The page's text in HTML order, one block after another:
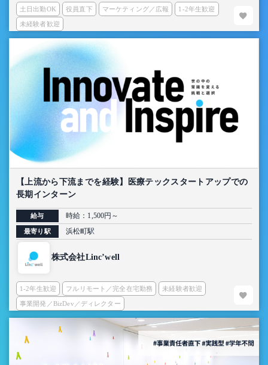
土日出勤OK 役員直下 マーケティング／広報 1-2年生歓迎
未経験者歓迎
【上流から下流までを経験】医療テックスタートアップでの
長期インターン
給与 時給：1,500円～
最寄り駅 浜松町駅
株式会社Linc’well
1-2年生歓迎 フルリモート／完全在宅勤務 未経験者歓迎
事業開発／BizDev／ディレクター